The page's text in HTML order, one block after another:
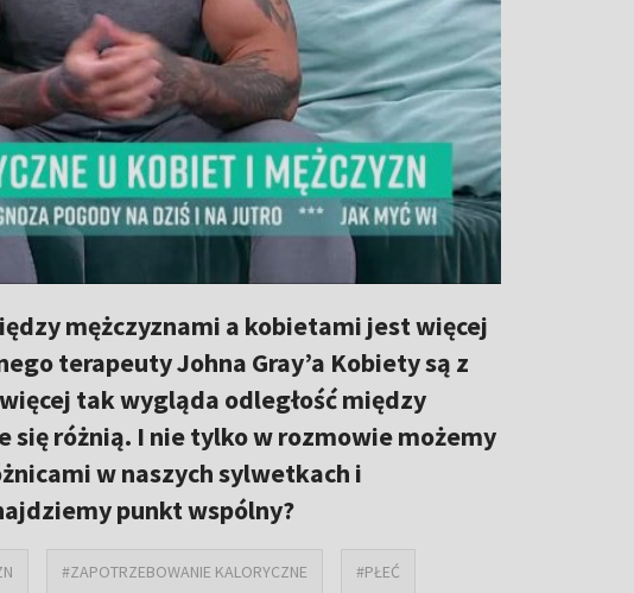
mężczyznami a kobietami jest więcej
terapeuty Johna Gray’a Kobiety są z
tak wygląda odległość między
się różnią. I nie tylko w rozmowie możemy
w naszych sylwetkach i
punkt wspólny?
#ZAPOTRZEBOWANIE KALORYCZNE #PŁEĆ